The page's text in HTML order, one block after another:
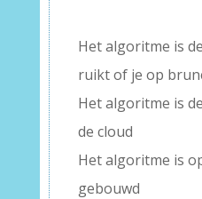
Het algoritme is
ruikt of je op
Het algoritme is
de cloud
Het algoritme is
gebouwd